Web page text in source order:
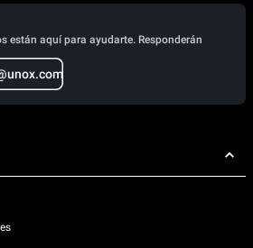
están aquí para ayudarte. Responderán